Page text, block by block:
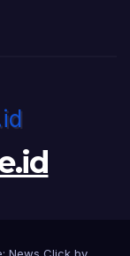
News Click by